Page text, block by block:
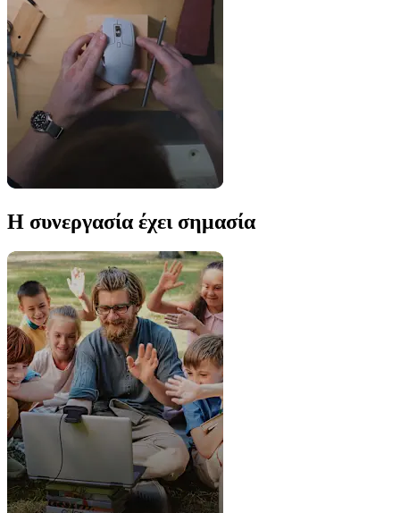
Η συνεργασία έχει σημασία